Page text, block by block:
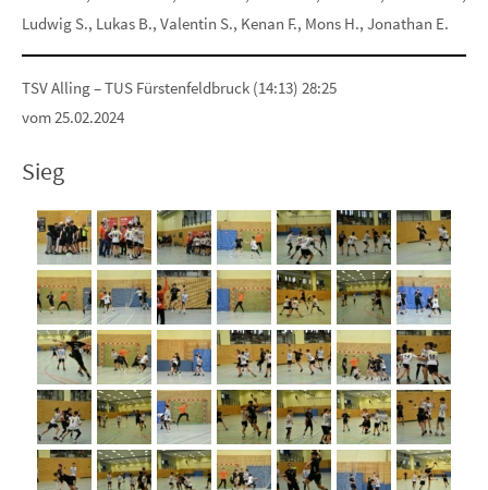
Ludwig S., Lukas B., Valentin S., Kenan F., Mons H., Jonathan E.
TSV Alling – TUS Fürstenfeldbruck (14:13) 28:25
vom 25.02.2024
Sieg